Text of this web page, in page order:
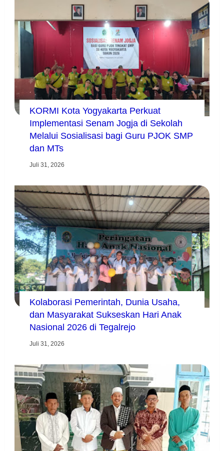
KORMI Kota Yogyakarta Perkuat
Implementasi Senam Jogja di Sekolah
Melalui Sosialisasi bagi Guru PJOK SMP
dan MTs
Juli 31, 2026
Kolaborasi Pemerintah, Dunia Usaha,
dan Masyarakat Sukseskan Hari Anak
Nasional 2026 di Tegalrejo
Juli 31, 2026